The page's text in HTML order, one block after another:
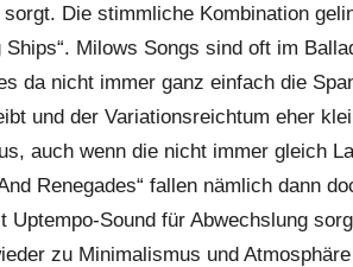
Die stimmliche Kombination
Ships“. Milows Songs sind oft im
da nicht immer ganz einfach die
und der Variationsreichtum eher
auch wenn die nicht immer gleich
Renegades“ fallen nämlich dann
Uptempo-Sound für Abwechslung
zu Minimalismus und